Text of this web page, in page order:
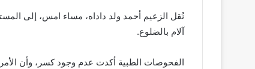
نُقل الزعيم أحمد ولد داداه، مساء امس، إلى
آلام بالضلوع.
الفحوصات الطبية أكدت عدم وجود كسر، وأن